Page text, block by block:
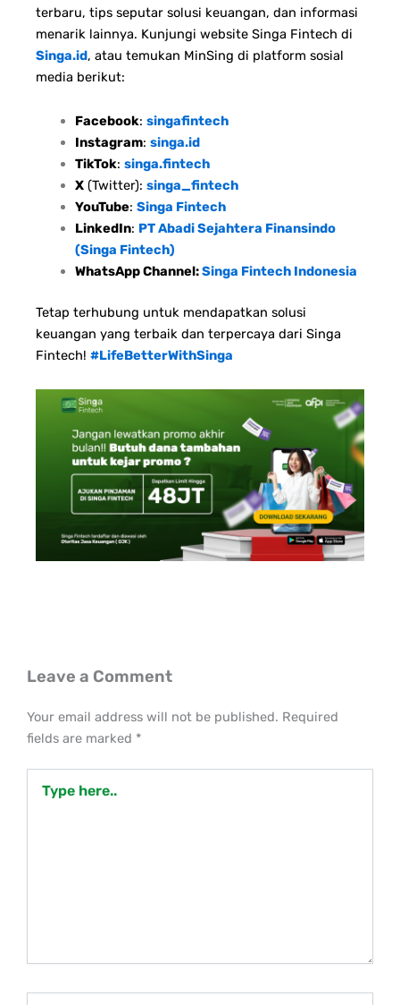
terbaru, tips seputar solusi keuangan, dan informasi
menarik lainnya. Kunjungi website Singa Fintech di
Singa.id, atau temukan MinSing di platform sosial
media berikut:
Facebook: singafintech
Instagram: singa.id
TikTok: singa.fintech
X(Twitter): singa_fintech
YouTube: Singa Fintech
LinkedIn: PT Abadi Sejahtera Finansindo
(Singa Fintech)
WhatsApp Channel:Singa Fintech Indonesia
Tetap terhubung untuk mendapatkan solusi
keuangan yang terbaik dan terpercaya dari Singa
Fintech! #LifeBetterWithSinga
Leave a Comment
Your email address will not be published. Required
fields are marked *
here..